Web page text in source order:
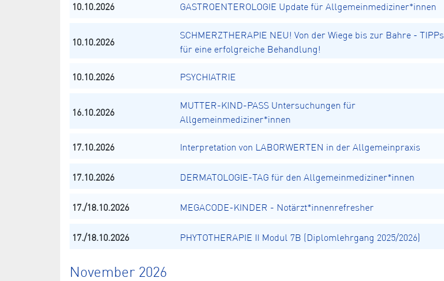
10.10.2026 GASTROENTEROLOGIE Update für Allgemeinmediziner*innen
10.10.2026
SCHMERZTHERAPIE NEU! Von der Wiege bis zur Bahre - TIPPs
für eine erfolgreiche Behandlung!
10.10.2026 PSYCHIATRIE
16.10.2026
MUTTER-KIND-PASS Untersuchungen für
Allgemeinmediziner*innen
17.10.2026 Interpretation von LABORWERTEN in der Allgemeinpraxis
17.10.2026 DERMATOLOGIE-TAG für den Allgemeinmediziner*innen
17./18.10.2026 MEGACODE-KINDER - Notärzt*innenrefresher
17./18.10.2026 PHYTOTHERAPIE II Modul 7B (Diplomlehrgang 2025/2026)
November 2026